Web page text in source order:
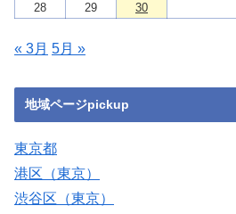
28
29 30
« 3月 5月 »
地域ページpickup
東京都
港区（東京）
渋谷区（東京）